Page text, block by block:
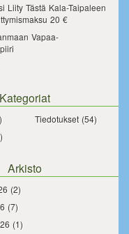
Liity Tästä Kala-Taipaleen
20 €
Vapaa-
Kategoriat
Tiedotukset(54)
Arkisto
(2)
(7)
(1)